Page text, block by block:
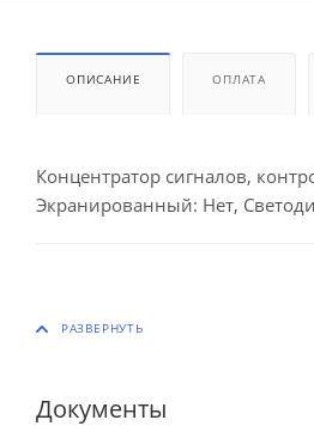
ОПИСАНИЕ ОПЛАТА
Концентратор сигналов,
Экранированный: Нет,
Документы